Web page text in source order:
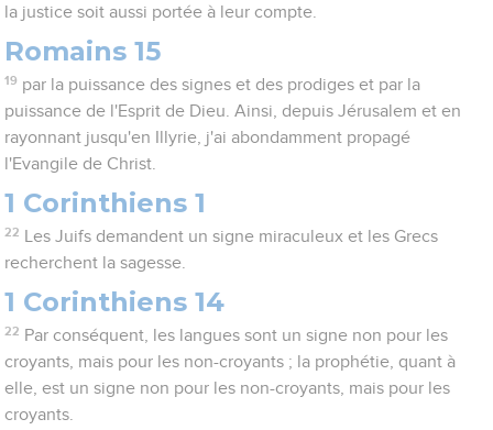
la justice soit aussi portée à leur compte.
Romains 15
19 par la puissance des signes et des prodiges et par la
puissance de l'Esprit de Dieu. Ainsi, depuis Jérusalem et en
rayonnant jusqu'en Illyrie, j'ai abondamment propagé
l'Evangile de Christ.
1 Corinthiens 1
22
Les Juifs demandent un signe miraculeux et les Grecs
recherchent la sagesse.
1 Corinthiens 14
22 Par conséquent, les langues sont un signe non pour les
croyants, mais pour les non-croyants ; la prophétie, quant à
elle, est un signe non pour les non-croyants, mais pour les
croyants.